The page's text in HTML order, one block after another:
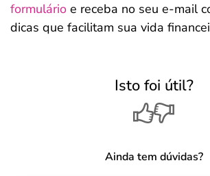
formulário e receba no seu e-mail
dicas que facilitam sua vida
Isto foi útil?
Ainda tem dúvidas?